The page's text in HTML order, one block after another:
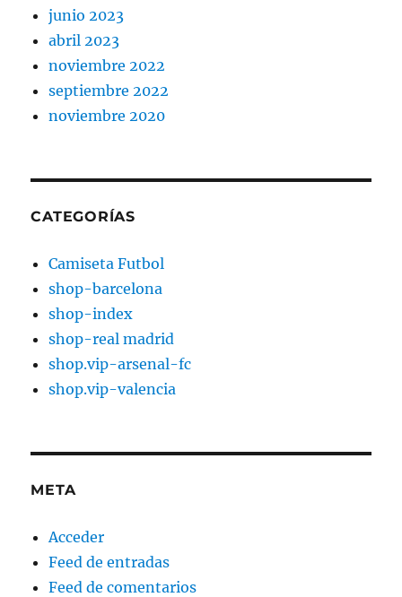
junio 2023
abril 2023
noviembre 2022
septiembre 2022
noviembre 2020
CATEGORÍAS
Camiseta Futbol
shop-barcelona
shop-index
shop-real madrid
shop.vip-arsenal-fc
shop.vip-valencia
META
Acceder
Feed de entradas
Feed de comentarios